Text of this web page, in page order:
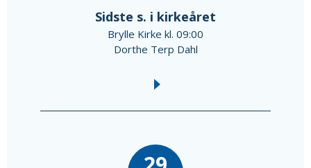
Sidste s. i kirkeåret
Brylle Kirke kl. 09:00
Dorthe Terp Dahl